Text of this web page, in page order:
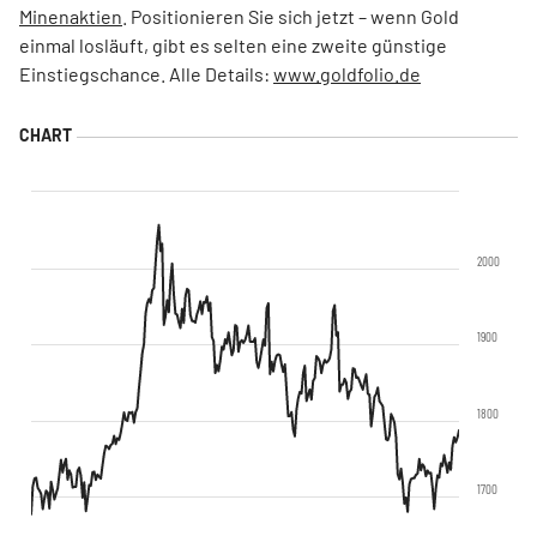
Minenaktien . Positionieren Sie sich jetzt – wenn Gold
einmal losläuft, gibt es selten eine zweite günstige
Einstiegschance. Alle Details: www.goldfolio.de
1700
1800
1900
2000